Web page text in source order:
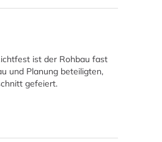
ist der Rohbau fast
und Planung beteiligten,
gefeiert.